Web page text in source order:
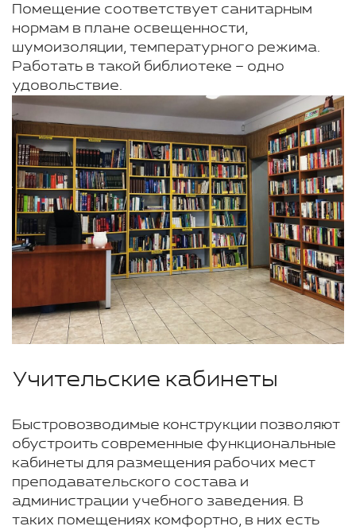
Помещение соответствует санитарным
нормам в плане освещенности,
шумоизоляции, температурного режима.
Работать в такой библиотеке – одно
удовольствие.
Учительские кабинеты
Быстровозводимые конструкции позволяют
обустроить современные функциональные
кабинеты для размещения рабочих мест
преподавательского состава и
администрации учебного заведения. В
таких помещениях комфортно, в них есть